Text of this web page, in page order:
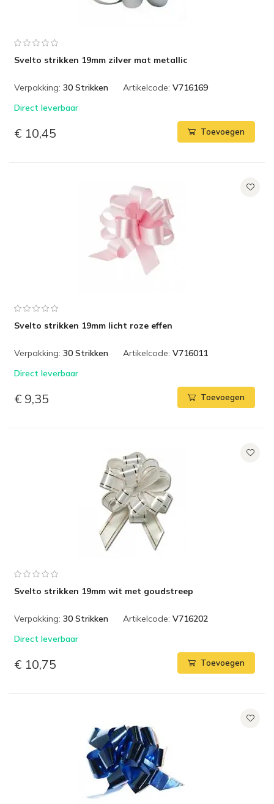
Svelto strikken 19mm zilver mat metallic
Verpakking: 30 Strikken Artikelcode: V716169
Direct leverbaar
€ 10,45 Toevoegen
Svelto strikken 19mm licht roze effen
Verpakking: 30 Strikken Artikelcode: V716011
Direct leverbaar
€ 9,35 Toevoegen
Svelto strikken 19mm wit met goudstreep
Verpakking: 30 Strikken Artikelcode: V716202
Direct leverbaar
€ 10,75 Toevoegen